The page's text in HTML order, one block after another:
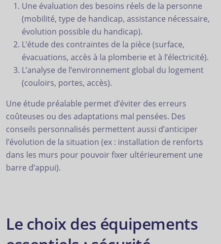
Une évaluation des besoins réels de la personne
(mobilité, type de handicap, assistance nécessaire,
évolution possible du handicap).
L’étude des contraintes de la pièce (surface,
évacuations, accès à la plomberie et à l’électricité).
L’analyse de l’environnement global du logement
(couloirs, portes, accès).
Une étude préalable permet d’éviter des erreurs
coûteuses ou des adaptations mal pensées. Des
conseils personnalisés permettent aussi d’anticiper
l’évolution de la situation (ex : installation de renforts
dans les murs pour pouvoir fixer ultérieurement une
barre d’appui).
Le choix des équipements